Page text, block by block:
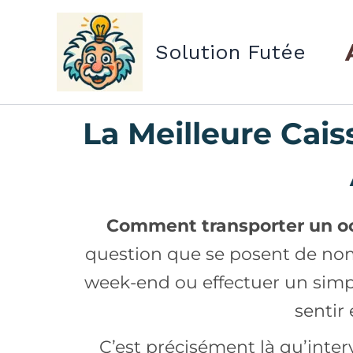
Solution Futée
La Meilleure
Comment transporter un
question que se posent de
week-end ou effectuer un
sentir
C’est précisément là